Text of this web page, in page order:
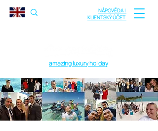
NÁPOVĚDA |
KLIENTSKÝ ÚČET
amazing luxury holiday